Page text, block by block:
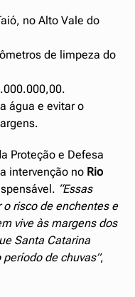
no Alto Vale do
de limpeza do
água e evitar o
Proteção e Defesa
intervenção no Rio
“Essas
risco de enchentes e
vive às margens dos
Santa Catarina
de chuvas”,